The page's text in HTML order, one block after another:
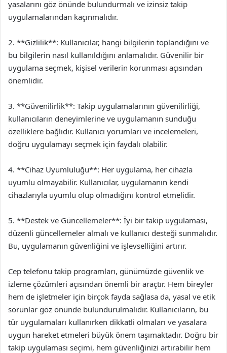
yasalarını göz önünde bulundurmalı ve izinsiz takip
uygulamalarından kaçınmalıdır.
2. **Gizlilik**: Kullanıcılar, hangi bilgilerin toplandığını ve
bu bilgilerin nasıl kullanıldığını anlamalıdır. Güvenilir bir
uygulama seçmek, kişisel verilerin korunması açısından
önemlidir.
3. **Güvenilirlik**: Takip uygulamalarının güvenilirliği,
kullanıcıların deneyimlerine ve uygulamanın sunduğu
özelliklere bağlıdır. Kullanıcı yorumları ve incelemeleri,
doğru uygulamayı seçmek için faydalı olabilir.
4. **Cihaz Uyumluluğu**: Her uygulama, her cihazla
uyumlu olmayabilir. Kullanıcılar, uygulamanın kendi
cihazlarıyla uyumlu olup olmadığını kontrol etmelidir.
5. **Destek ve Güncellemeler**: İyi bir takip uygulaması,
düzenli güncellemeler almalı ve kullanıcı desteği sunmalıdır.
Bu, uygulamanın güvenliğini ve işlevselliğini artırır.
Cep telefonu takip programları, günümüzde güvenlik ve
izleme çözümleri açısından önemli bir araçtır. Hem bireyler
hem de işletmeler için birçok fayda sağlasa da, yasal ve etik
sorunlar göz önünde bulundurulmalıdır. Kullanıcıların, bu
tür uygulamaları kullanırken dikkatli olmaları ve yasalara
uygun hareket etmeleri büyük önem taşımaktadır. Doğru bir
takip uygulaması seçimi, hem güvenliğinizi artırabilir hem